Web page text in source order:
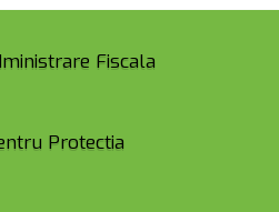
Fiscala
Protectia